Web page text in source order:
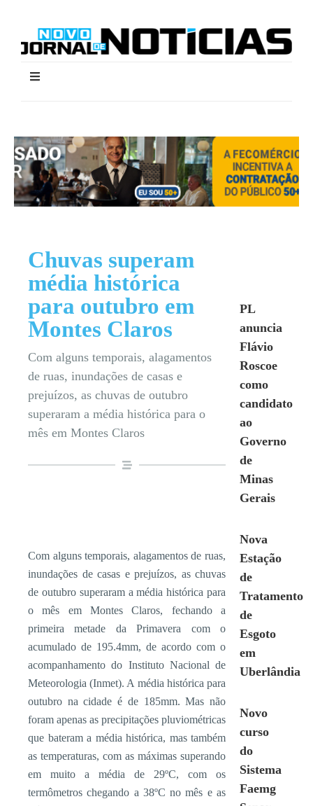
Chuvas superam
média histórica
para outubro em
Montes Claros
Com alguns temporais, alagamentos
de ruas, inundações de casas e
prejuízos, as chuvas de outubro
superaram a média histórica para o
mês em Montes Claros
Com alguns temporais, alagamentos de ruas,
inundações de casas e prejuízos, as chuvas
de outubro superaram a média histórica para
o mês em Montes Claros, fechando a
primeira metade da Primavera com o
acumulado de 195.4mm, de acordo com o
acompanhamento do Instituto Nacional de
Meteorologia (Inmet). A média histórica para
outubro na cidade é de 185mm. Mas não
foram apenas as precipitações pluviométricas
que bateram a média histórica, mas também
as temperaturas, com as máximas superando
em muito a média de 29ºC, com os
termômetros chegando a 38ºC no mês e as
PL
anuncia
Flávio
Roscoe
como
candidato
ao
Governo
de
Minas
Gerais
Nova
Estação
de
Tratamento
de
Esgoto
em
Uberlândia
Novo
curso
do
Sistema
Faemg